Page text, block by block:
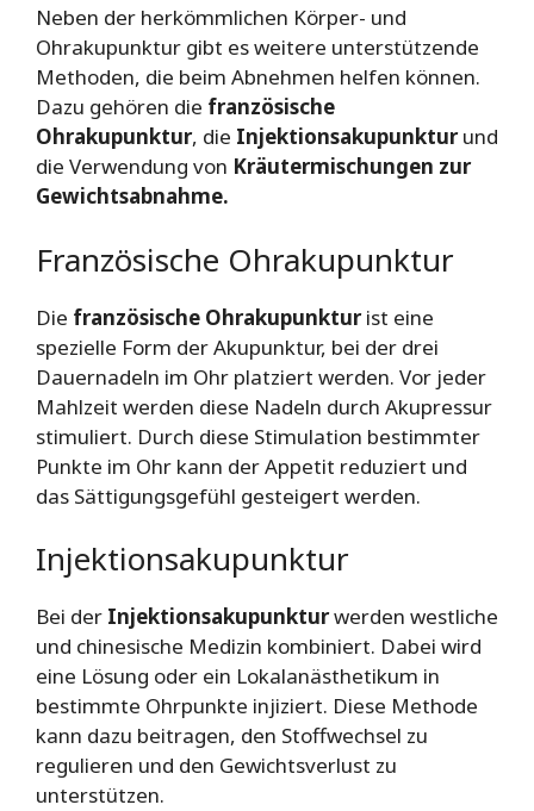
Neben der herkömmlichen Körper- und
Ohrakupunktur gibt es weitere unterstützende
Methoden, die beim Abnehmen helfen können.
Dazu gehören die französische
Ohrakupunktur, die Injektionsakupunkturund
die Verwendung von Kräutermischungen zur
Gewichtsabnahme.
Französische Ohrakupunktur
Die französische Ohrakupunkturist eine
spezielle Form der Akupunktur, bei der drei
Dauernadeln im Ohr platziert werden. Vor jeder
Mahlzeit werden diese Nadeln durch Akupressur
stimuliert. Durch diese Stimulation bestimmter
Punkte im Ohr kann der Appetit reduziert und
das Sättigungsgefühl gesteigert werden.
Injektionsakupunktur
Bei der Injektionsakupunkturwerden westliche
und chinesische Medizin kombiniert. Dabei wird
eine Lösung oder ein Lokalanästhetikum in
bestimmte Ohrpunkte injiziert. Diese Methode
kann dazu beitragen, den Stoffwechsel zu
regulieren und den Gewichtsverlust zu
unterstützen.